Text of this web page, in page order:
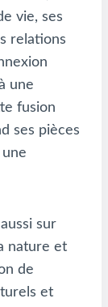
vie, ses
relations
une
fusion
ses pièces
sur
nature et
de
et